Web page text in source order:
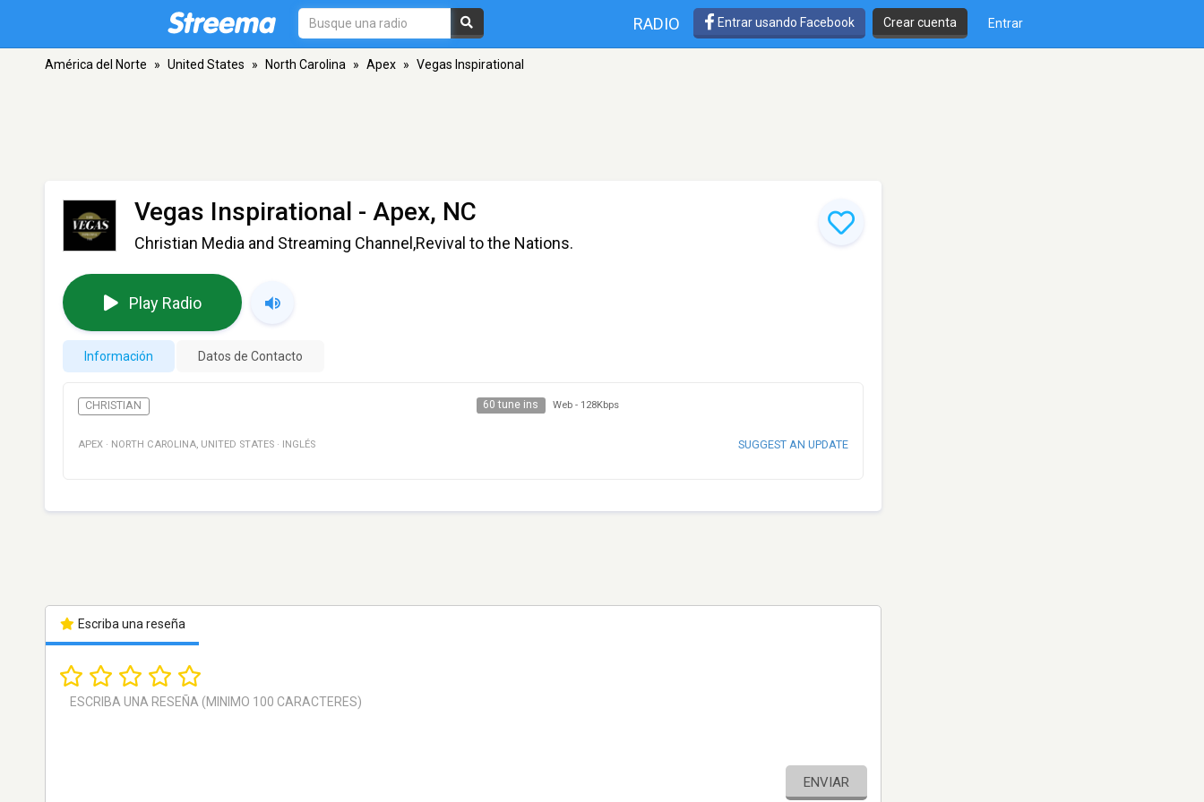
RADIO Entrar usando Facebook Crear cuenta Entrar
América del Norte » United States » North Carolina » Apex » Vegas Inspirational
Vegas Inspirational - Apex, NC
Christian Media and Streaming Channel,Revival to the Nations.
Play Radio
Información Datos de Contacto
CHRISTIAN 60 tune ins Web - 128Kbps
APEX · NORTH CAROLINA, UNITED STATES · INGLÉS SUGGEST AN UPDATE
Escriba una reseña
ENVIAR